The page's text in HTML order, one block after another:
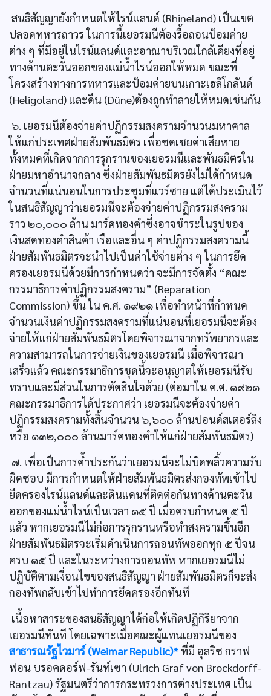
สนธิสัญญายังกำหนดให้ไรน์แลนด์ (Rhineland) เป็นเขต
ปลอดทหารถาวร ในการนี้เยอรมนีต้องรื้อถอนป้อมค่าย
ต่าง ๆ ที่มีอยู่ในไรน์แลนด์และอาณาบริเวณใกล้เคียงที่อยู่
ทางด้านตะวันออกของแม่น้ำไรน์ออกให้หมด ขณะที่
โครงสร้างทางการทหารและป้อมค่ายบนเกาะเฮลิโกลันด์
(Heligoland) และดืน (Düne)ต้องถูกทำลายให้หมดเช่นกัน
๖. เยอรมนีต้องจ่ายค่าปฏิกรรมสงครามจำนวนมหาศาล
ให้แก่ประเทศฝ่ายสัมพันธมิตร เพื่อชดเชยค่าเสียหาย
ทั้งหมดที่เกิดจากการรุกรานของเยอรมนีและพันธมิตรใน
ฝ่ายมหาอำนาจกลาง ซึ่งฝ่ายสัมพันธมิตรยังไม่ได้กำหนด
จำนวนที่แน่นอนในการประชุมที่แวร์ซาย แต่ได้ประเมินไว้
ในสนธิสัญญาว่าเยอรมนีจะต้องจ่ายค่าปฏิกรรมสงคราม
ราว ๒๐,๐๐๐ ล้าน มาร์คทองคำซึ่งอาจชำระในรูปของ
เงินสดทองคำสินค้า เรือและอื่น ๆ ค่าปฏิกรรมสงครามนี้
ฝ่ายสัมพันธมิตรจะนำไปเป็นค่าใช้จ่ายต่าง ๆ ในการยึด
ครองเยอรมนีด้วยมีการกำหนดว่า จะมีการจัดตั้ง “คณะ
กรรมาธิการค่าปฏิกรรมสงคราม” (Reparation
Commission) ขึ้น ใน ค.ศ. ๑๙๒๑ เพื่อทำหน้าที่กำหนด
จำนวนเงินค่าปฏิกรรมสงครามที่แน่นอนที่เยอรมนีจะต้อง
จ่ายให้แก่ฝ่ายสัมพันธมิตรโดยพิจารณาจากทรัพยากรและ
ความสามารถในการจ่ายเงินของเยอรมนี เมื่อพิจารณา
เสร็จแล้ว คณะกรรมาธิการชุดนี้จะอนุญาตให้เยอรมนีรับ
ทราบและมีส่วนในการตัดสินใจด้วย (ต่อมาใน ค.ศ. ๑๙๒๑
คณะกรรมาธิการได้ประกาศว่า เยอรมนีจะต้องจ่ายค่า
ปฏิกรรมสงครามทั้งสิ้นจำนวน ๖,๖๐๐ ล้านปอนด์สเตอร์ลิง
หรือ ๑๓๒,๐๐๐ ล้านมาร์คทองคำให้แก่ฝ่ายสัมพันธมิตร)
๗. เพื่อเป็นการค้ำประกันว่าเยอรมนีจะไม่บิดพลิ้วความรับ
ผิดชอบ มีการกำหนดให้ฝ่ายสัมพันธมิตรส่งกองทัพเข้าไป
ยึดครองไรน์แลนด์และดินแดนที่ติดต่อกันทางด้านตะวัน
ออกของแม่น้ำไรน์เป็นเวลา ๑๕ ปี เมื่อครบกำหนด ๕ ปี
แล้ว หากเยอรมนีไม่ก่อการรุกรานหรือทำสงครามขึ้นอีก
ฝ่ายสัมพันธมิตรจะเริ่มดำเนินการถอนทัพออกทุก ๕ ปีจน
ครบ ๑๕ ปี และในระหว่างการถอนทัพ หากเยอรมนีไม่
ปฏิบัติตามเงื่อนไขของสนธิสัญญา ฝ่ายสัมพันธมิตรก็จะส่ง
กองทัพกลับเข้าไปทำการยึดครองอีกทันที
เนื้อหาสาระของสนธิสัญญาได้ก่อให้เกิดปฏิกิริยาจาก
เยอรมนีทันที โดยเฉพาะเมื่อคณะผู้แทนเยอรมนีของ
สาธารณรัฐไวมาร์ (Weimar Republic)* ที่มี อุลริช กราฟ
ฟอน บรอคดอร์ฟ-รันท์เซา (Ulrich Graf von Brockdorff-
Rantzau) รัฐมนตรีว่าการกระทรวงการต่างประเทศ เป็น